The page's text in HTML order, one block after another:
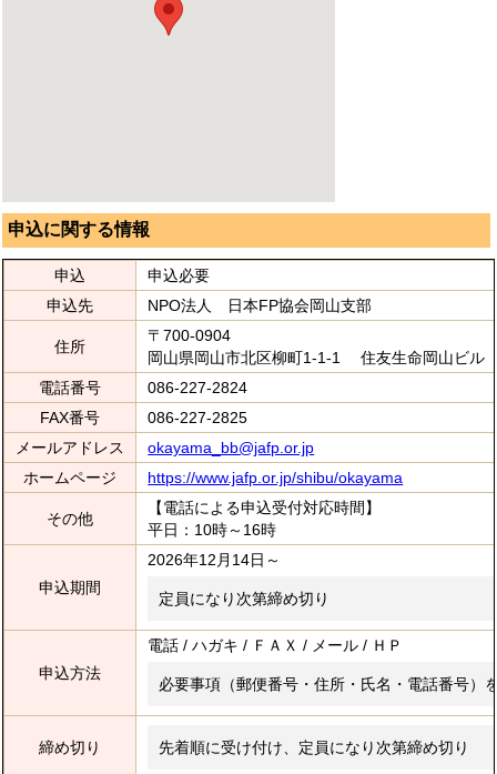
申込に関する情報
申込
申込必要
申込先
NPO法人 日本FP協会岡山支部
住所
〒700-0904
岡山県岡山市北区柳町1-1-1 住友生命岡山ビ
電話番号
086-227-2824
FAX番号
086-227-2825
メールアドレス
okayama_bb@jafp.or.jp
ホームページ
https://www.jafp.or.jp/shibu/okayama
その他
【電話による申込受付対応時間】
平日：10時～16時
申込期間
2026年12月14日～
定員になり次第締め切り
申込方法
電話 / ハガキ / ＦＡＸ / メール / ＨＰ
必要事項（郵便番号・住所・氏名・電話番号）
締め切り 先着順に受け付け、定員になり次第締め切り